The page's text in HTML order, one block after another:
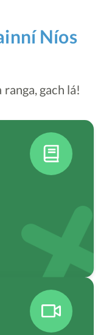
Níos
ranga, gach lá!